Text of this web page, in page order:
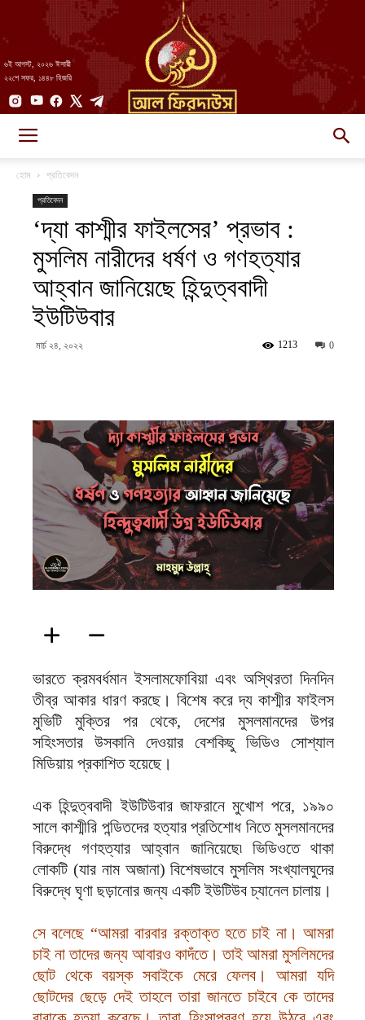
৬ই আগস্ট, ২০২৬ ঈসায়ী
২২শে সফর, ১৪৪৮ হিজরি
||
আল-
হোম প্রতিবেদন
প্রতিবেদন
‘দ্যা কাশ্মীর ফাইলসের’ প্রভাব :
মুসলিম নারীদের ধর্ষণ ও গণহত্যার
আহ্বান জানিয়েছে হিন্দুত্ববাদী
ইউটিউবার
মার্চ ২৪, ২০২২ 0
1213
ভারতে ক্রমবর্ধমান ইসলামফোবিয়া এবং অস্থিরতা দিনদিন
তীব্র আকার ধারণ করছে। বিশেষ করে দ্য কাশ্মীর ফাইলস
মুভিটি মুক্তির পর থেকে, দেশের মুসলমানদের উপর
সহিংসতার উসকানি দেওয়ার বেশকিছু ভিডিও সোশ্যাল
মিডিয়ায় প্রকাশিত হয়েছে।
এক হিন্দুত্ববাদী ইউটিউবার জাফরানে মুখোশ পরে, ১৯৯০
সালে কাশ্মীরি পন্ডিতদের হত্যার প্রতিশোধ নিতে মুসলমানদের
বিরুদ্ধে গণহত্যার আহ্বান জানিয়েছে৷ ভিডিওতে থাকা
লোকটি (যার নাম অজানা) বিশেষভাবে মুসলিম সংখ্যালঘুদের
বিরুদ্ধে ঘৃণা ছড়ানোর জন্য একটি ইউটিউব চ্যানেল চালায়।
সে বলেছে “আমরা বারবার রক্তাক্ত হতে চাই না। আমরা
চাই না তাদের জন্য আবারও কাদঁতে। তাই আমরা মুসলিমদের
ছোট থেকে বয়স্ক সবাইকে মেরে ফেলব। আমরা যদি
ছোটদের ছেড়ে দেই তাহলে তারা জানতে চাইবে কে তাদের